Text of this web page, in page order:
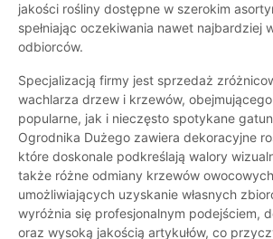
jakości rośliny dostępne w szerokim
spełniając oczekiwania nawet najbardziej
odbiorców.
Specjalizacją firmy jest sprzedaż
wachlarza drzew i krzewów,
popularne, jak i nieczęsto spotykane
Ogrodnika Dużego zawiera dekoracyjne
które doskonale podkreślają walory
także różne odmiany krzewów owocowych
umożliwiających uzyskanie własnych
wyróżnia się profesjonalnym podejściem,
oraz wysoką jakością artykułów, co